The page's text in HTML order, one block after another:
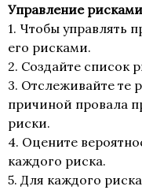
Управление рисками
1. Чтобы управлять
его рисками.
2. Создайте список
3. Отслеживайте те
причиной провала
риски.
4. Оцените
каждого риска.
5. Для каждого